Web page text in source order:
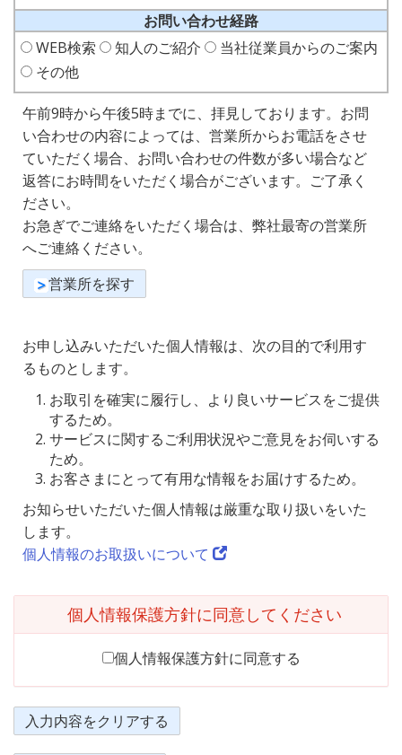
お問い合わせ経路
WEB検索
知人のご紹介
当社従業員からのご案内
その他
午前9時から午後5時までに、拝見しております。お問
い合わせの内容によっては、営業所からお電話をさせ
ていただく場合、お問い合わせの件数が多い場合など
返答にお時間をいただく場合がございます。ご了承く
ださい。
お急ぎでご連絡をいただく場合は、弊社最寄の営業所
へご連絡ください。
営業所を探す
お申し込みいただいた個人情報は、次の目的で利用す
るものとします。
お取引を確実に履行し、より良いサービスをご提供
するため。
サービスに関するご利用状況やご意見をお伺いする
ため。
お客さまにとって有用な情報をお届けするため。
お知らせいただいた個人情報は厳重な取り扱いをいた
します。
個人情報のお取扱いについて
個人情報保護方針に同意してください
個人情報保護方針に同意する
入力内容をクリアする